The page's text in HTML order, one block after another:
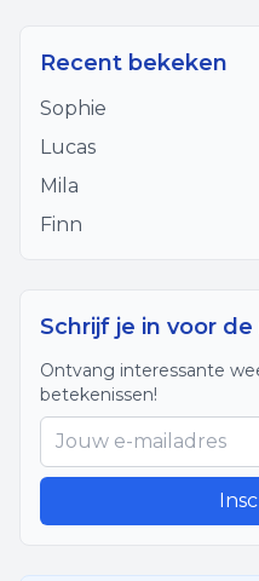
Recent bekeken
Sophie
Lucas
Mila
Finn
Schrijf je in voor
Ontvang interessante
betekenissen!